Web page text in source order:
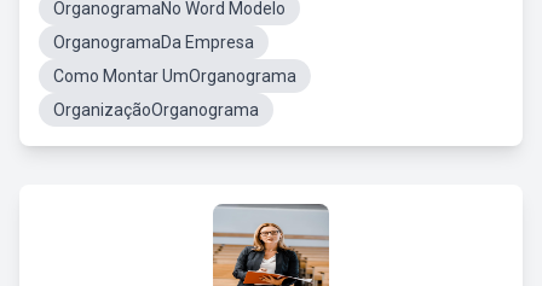
OrganogramaNo Word Modelo
OrganogramaDa Empresa
Como Montar UmOrganograma
OrganizaçãoOrganograma